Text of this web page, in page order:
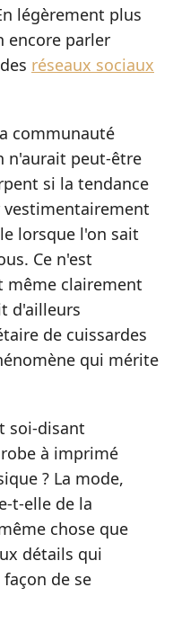
légèrement plus
encore parler
réseaux sociaux
communauté
n'aurait peut-être
si la tendance
vestimentairement
lorsque l'on sait
Ce n'est
même clairement
d'ailleurs
de cuissardes
qui mérite
soi-disant
à imprimé
? La mode,
t-elle de la
chose que
détails qui
de se